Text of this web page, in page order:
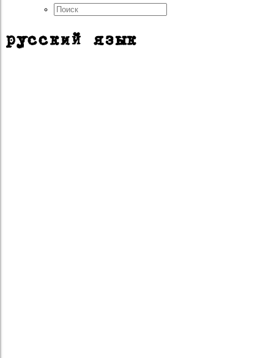
русский язык